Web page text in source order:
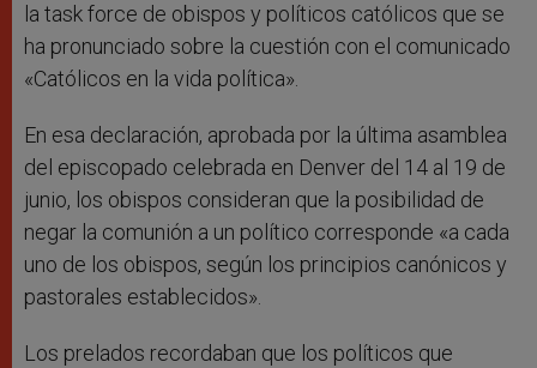
la task force de obispos y políticos católicos que se
ha pronunciado sobre la cuestión con el comunicado
«Católicos en la vida política».
En esa declaración, aprobada por la última asamblea
del episcopado celebrada en Denver del 14 al 19 de
junio, los obispos consideran que la posibilidad de
negar la comunión a un político corresponde «a cada
uno de los obispos, según los principios canónicos y
pastorales establecidos».
Los prelados recordaban que los políticos que